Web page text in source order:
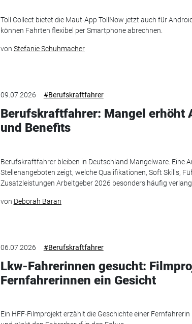
Toll Collect bietet die Maut-App TollNow jetzt auch für
können Fahrten flexibel per Smartphone abrechnen.
von Stefanie Schuhmacher
09.07.2026 #Berufskraftfahrer
Berufskraftfahrer: Mangel erhöht
und Benefits
Berufskraftfahrer bleiben in Deutschland Mangelware. Eine
Stellenangeboten zeigt, welche Qualifikationen, Soft Skills,
Zusatzleistungen Arbeitgeber 2026 besonders häufig
von Deborah Baran
06.07.2026 #Berufskraftfahrer
Lkw-Fahrerinnen gesucht:
Fernfahrerinnen ein Gesicht
Ein HFF-Filmprojekt erzählt die Geschichte einer